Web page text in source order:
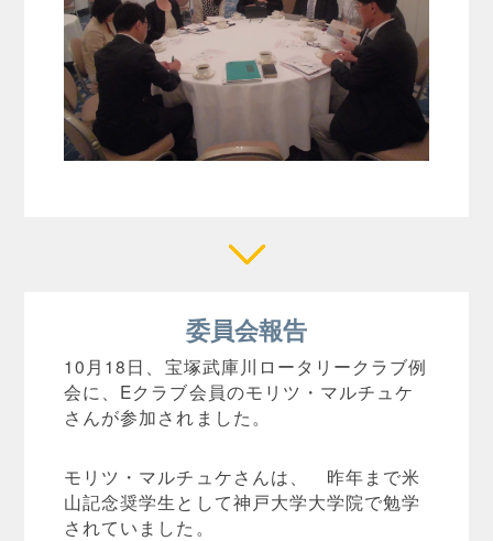
委員会報告
10月18日、宝塚武庫川ロータリークラブ例
会に、Eクラブ会員のモリツ・マルチュケ
さんが参加されました。
モリツ・マルチュケさんは、 昨年まで米
山記念奨学生として神戸大学大学院で勉学
されていました。